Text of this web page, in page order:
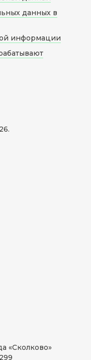
.
данных в
информации
«Сколково»